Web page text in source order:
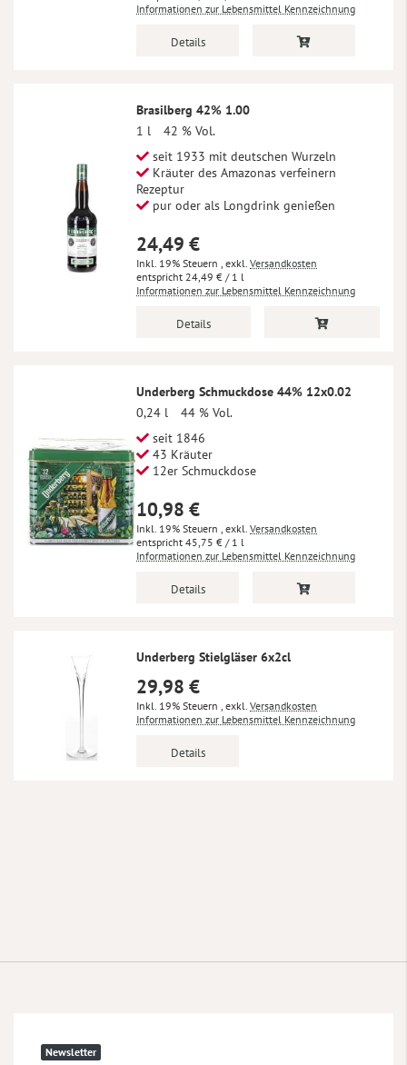
Informationen zur Lebensmittel Kennzeichnung
Details
Brasilberg 42% 1.00
1 l
42 % Vol.
seit 1933 mit deutschen Wurzeln
Kräuter des Amazonas verfeinern
Rezeptur
pur oder als Longdrink genießen
24,49 €
Inkl. 19% Steuern , exkl. Versandkosten
24,49 € / 1 l
Informationen zur Lebensmittel Kennzeichnung
Details
Underberg Schmuckdose 44% 12x0.02
0,24 l
44 % Vol.
seit 1846
43 Kräuter
12er Schmuckdose
10,98 €
Inkl. 19% Steuern , exkl. Versandkosten
45,75 € / 1 l
Informationen zur Lebensmittel Kennzeichnung
Details
Underberg Stielgläser 6x2cl
29,98 €
Inkl. 19% Steuern , exkl. Versandkosten
Informationen zur Lebensmittel Kennzeichnung
Details
Newsletter